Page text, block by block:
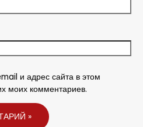
и адрес сайта в этом
моих комментариев.